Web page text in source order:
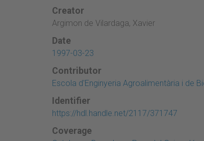
Creator
Argimon de Vilardaga, Xavier
Date
1997-03-23
Contributor
Escola d'Enginyeria Agroalimentària i de
Identifier
https://hdl.handle.net/2117/371747
Coverage